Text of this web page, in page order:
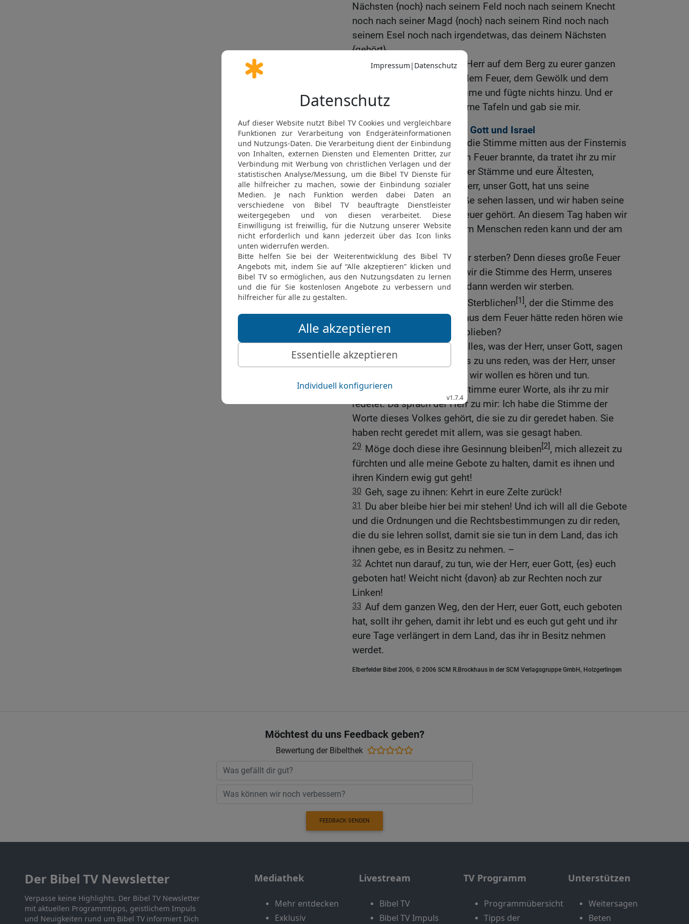
Nächsten {noch} nach seinem Feld noch nach seinem Knecht
noch nach seiner Magd {noch} nach seinem Rind noch nach
seinem Esel noch nach irgendetwas, das deinem Nächsten
{gehört}.
Diese Worte redete der Herr auf dem Berg zu eurer ganzen
Versammlung mitten aus dem Feuer, dem Gewölk und dem
Dunkel mit gewaltiger Stimme und fügte nichts hinzu. Und er
schrieb sie auf zwei steinerne Tafeln und gab sie mir.
Mose als Mittler zwischen Gott und Israel
23 Und es geschah, als ihr die Stimme mitten aus der Finsternis
hörtet, während der Berg im Feuer brannte, da tratet ihr zu mir
heran, alle Oberhäupter eurer Stämme und eure Ältesten,
24 und sagtet: Siehe, der Herr, unser Gott, hat uns seine
Herrlichkeit und seine Größe sehen lassen, und wir haben seine
Stimme mitten aus dem Feuer gehört. An diesem Tag haben wir
gesehen, dass Gott mit dem Menschen reden kann und der am
25 Und nun, wozu sollen wir sterben? Denn dieses große Feuer
wird uns verzehren. Wenn wir die Stimme des Herrn, unseres
Gottes, noch weiter hören, dann werden wir sterben.
Denn wer ist unter allen Sterblichen[1], der die Stimme des
lebendigen Gottes mitten aus dem Feuer hätte reden hören wie
wir und wäre am Leben geblieben?
27 Tritt du hinzu und höre alles, was der Herr, unser Gott, sagen
wird. Und du, du sollst alles zu uns reden, was der Herr, unser
Gott, zu dir reden wird, und wir wollen es hören und tun.
28 Und der Herr hörte die Stimme eurer Worte, als ihr zu mir
redetet. Da sprach der Herr zu mir: Ich habe die Stimme der
Worte dieses Volkes gehört, die sie zu dir geredet haben. Sie
haben recht geredet mit allem, was sie gesagt haben.
29 Möge doch diese ihre Gesinnung bleiben[2], mich allezeit zu
fürchten und alle meine Gebote zu halten, damit es ihnen und
ihren Kindern ewig gut geht!
30 Geh, sage zu ihnen: Kehrt in eure Zelte zurück!
31 Du aber bleibe hier bei mir stehen! Und ich will all die Gebote
und die Ordnungen und die Rechtsbestimmungen zu dir reden,
die du sie lehren sollst, damit sie sie tun in dem Land, das ich
ihnen gebe, es in Besitz zu nehmen. –
32 Achtet nun darauf, zu tun, wie der Herr, euer Gott, {es} euch
geboten hat! Weicht nicht {davon} ab zur Rechten noch zur
Linken!
33 Auf dem ganzen Weg, den der Herr, euer Gott, euch geboten
hat, sollt ihr gehen, damit ihr lebt und es euch gut geht und ihr
eure Tage verlängert in dem Land, das ihr in Besitz nehmen
werdet.
Elberfelder Bibel 2006, © 2006 SCM R.Brockhaus in der SCM Verlagsgruppe GmbH, Holzgerlingen
Möchtest du uns Feedback geben?
Bewertung der Bibelthek
FEEDBACK SENDEN
Der Bibel TV Newsletter
Verpasse keine Highlights. Der Bibel TV Newsletter
mit aktuellen Programmtipps, geistlichem Impuls
und Neuigkeiten rund um Bibel TV informiert Dich
Mediathek
Mehr entdecken
Exklusiv
Livestream
Bibel TV
Bibel TV Impuls
TV Programm
Programmübersicht
Tipps der
Unterstützen
Weitersagen
Beten